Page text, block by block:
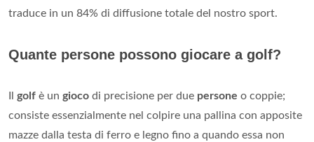
traduce in un 84% di diffusione totale del nostro sport.
Quante persone possono giocare a golf?
Il golf è un gioco di precisione per due persone o coppie;
consiste essenzialmente nel colpire una pallina con apposite
mazze dalla testa di ferro e legno fino a quando essa non